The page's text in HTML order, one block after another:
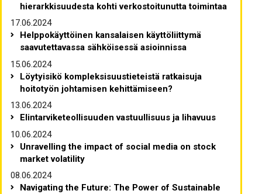
hierarkkisuudesta kohti verkostoitunutta toimintaa
17.06.2024
Helppokäyttöinen kansalaisen käyttöliittymä
saavutettavassa sähköisessä asioinnissa
15.06.2024
Löytyisikö kompleksisuustieteistä ratkaisuja
hoitotyön johtamisen kehittämiseen?
13.06.2024
Elintarviketeollisuuden vastuullisuus ja lihavuus
10.06.2024
Unravelling the impact of social media on stock
market volatility
08.06.2024
Navigating the Future: The Power of Sustainable